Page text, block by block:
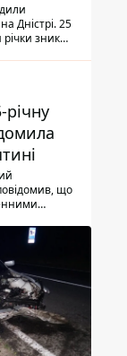
Дністрі. 25
зник
що
жінці